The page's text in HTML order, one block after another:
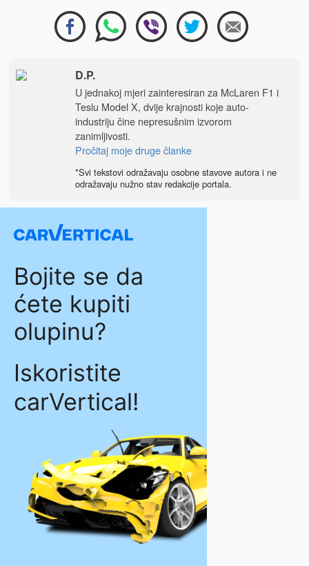
D.P.
U jednakoj mjeri zainteresiran za McLaren F1 i
Teslu Model X, dvije krajnosti koje auto-
industriju čine nepresušnim izvorom
zanimljivosti.
Pročitaj moje druge članke
*Svi tekstovi odražavaju osobne stavove autora i ne
odražavaju nužno stav redakcije portala.